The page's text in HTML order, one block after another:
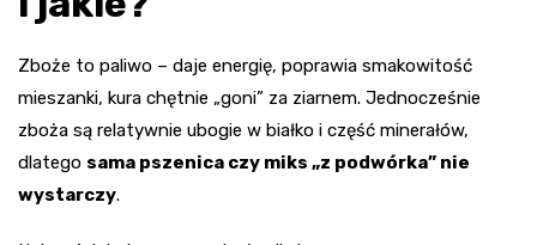
Zboże to paliwo – daje energię, poprawia smakowitość
mieszanki, kura chętnie „goni” za ziarnem. Jednocześnie
zboża są relatywnie ubogie w białko i część minerałów,
dlatego sama pszenica czy miks „z podwórka” nie
wystarczy.